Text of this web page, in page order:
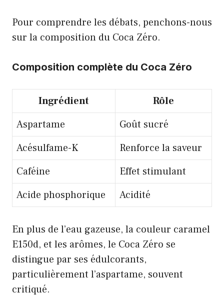
Pour comprendre les débats, penchons-nous
sur la composition du Coca Zéro.
Composition complète du Coca Zéro
Ingrédient
Rôle
Aspartame
Goût sucré
Acésulfame-K
Renforce la saveur
Caféine
Effet stimulant
Acide phosphorique
Acidité
En plus de l’eau gazeuse, la couleur caramel
E150d, et les arômes, le Coca Zéro se
distingue par ses édulcorants,
particulièrement l’aspartame, souvent
critiqué.